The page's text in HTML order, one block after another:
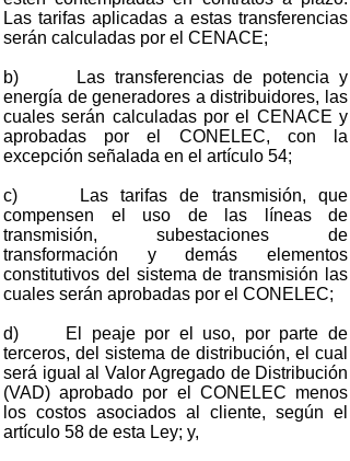
Las tarifas aplicadas a estas transferencias
serán calculadas por el CENACE;
b) Las transferencias de potencia y
energía de generadores a distribuidores, las
cuales serán calculadas por el CENACE y
aprobadas por el CONELEC, con la
excepción señalada en el artículo 54;
c) Las tarifas de transmisión, que
compensen el uso de las líneas de
transmisión, subestaciones de
transformación y demás elementos
constitutivos del sistema de transmisión las
cuales serán aprobadas por el CONELEC;
d) El peaje por el uso, por parte de
terceros, del sistema de distribución, el cual
será igual al Valor Agregado de Distribución
(VAD) aprobado por el CONELEC menos
los costos asociados al cliente, según el
artículo 58 de esta Ley; y,